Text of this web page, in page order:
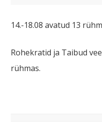
14.-18.08 avatud 13
Rohekratid ja Taibud
rühmas.